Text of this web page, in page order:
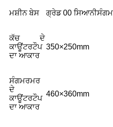
ਮਸ਼ੀਨ ਬੇਸ ਗ੍ਰੇਡ 00 ਸਿਆਨੀ
ਕੱਚ ਦੇ
ਕਾਊਂਟਰਟੌਪ
ਦਾ ਆਕਾਰ
350×250mm
ਸੰਗਮਰਮਰ
ਦੇ
ਕਾਊਂਟਰਟੌਪ
ਦਾ ਆਕਾਰ
460×360mm